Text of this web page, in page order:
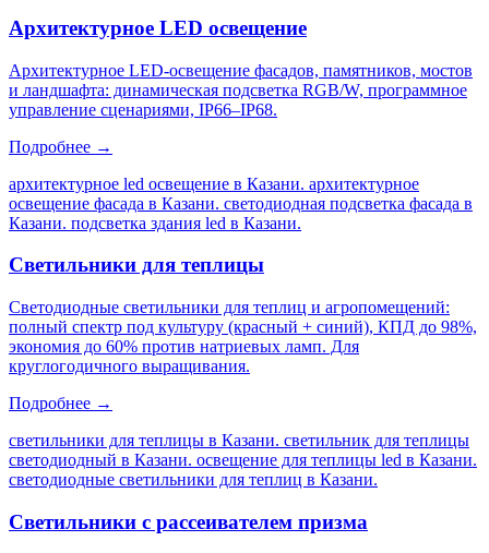
Архитектурное LED освещение
Архитектурное LED-освещение фасадов, памятников, мостов
и ландшафта: динамическая подсветка RGB/W, программное
управление сценариями, IP66–IP68.
Подробнее →
архитектурное led освещение в Казани. архитектурное
освещение фасада в Казани. светодиодная подсветка фасада в
Казани. подсветка здания led в Казани.
Светильники для теплицы
Светодиодные светильники для теплиц и агропомещений:
полный спектр под культуру (красный + синий), КПД до 98%,
экономия до 60% против натриевых ламп. Для
круглогодичного выращивания.
Подробнее →
светильники для теплицы в Казани. светильник для теплицы
светодиодный в Казани. освещение для теплицы led в Казани.
светодиодные светильники для теплиц в Казани.
Светильники с рассеивателем призма